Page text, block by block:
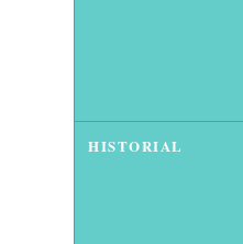
HISTORIAL